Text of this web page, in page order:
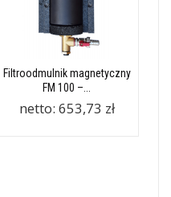
Filtroodmulnik magnetyczny
FM 100 –...
netto: 653,73 zł